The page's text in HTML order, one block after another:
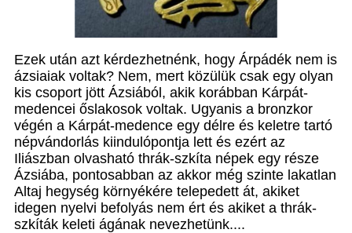
Ezek után azt kérdezhetnénk, hogy Árpádék nem is
ázsiaiak voltak? Nem, mert közülük csak egy olyan
kis csoport jött Ázsiából, akik korábban Kárpát-
medencei őslakosok voltak. Ugyanis a bronzkor
végén a Kárpát-medence egy délre és keletre tartó
népvándorlás kiindulópontja lett és ezért az
Iliászban olvasható thrák-szkíta népek egy része
Ázsiába, pontosabban az akkor még szinte lakatlan
Altaj hegység környékére telepedett át, akiket
idegen nyelvi befolyás nem ért és akiket a thrák-
szkíták keleti ágának nevezhetünk....